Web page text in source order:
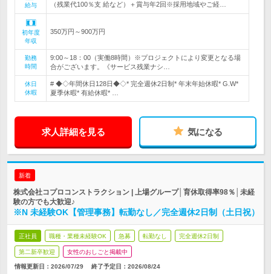
給与
（残業代100％支 給など）＋賞与年2回※採用地域やご経…
初年度
年収
350万円～900万円
勤務
時間
9:00～18：00（実働8時間）※プロジェクトにより変更となる場
合がございます。《サービス残業ナシ…
休日
休暇
# ◆◇年間休日128日◆◇* 完全週休2日制* 年末年始休暇* G.W*
夏季休暇* 有給休暇* …
求人詳細を見る 気になる
新着
株式会社コプロコンストラクション | 上場グループ│育休取得率98％│未経
験の方でも大歓迎♪
※N 未経験OK【管理事務】転勤なし／完全週休2日制（土日祝）
正社員 職種・業種未経験OK 急募 転勤なし 完全週休2日制
第二新卒歓迎 女性のおしごと掲載中
情報更新日：2026/07/29 終了予定日： 2026/08/24